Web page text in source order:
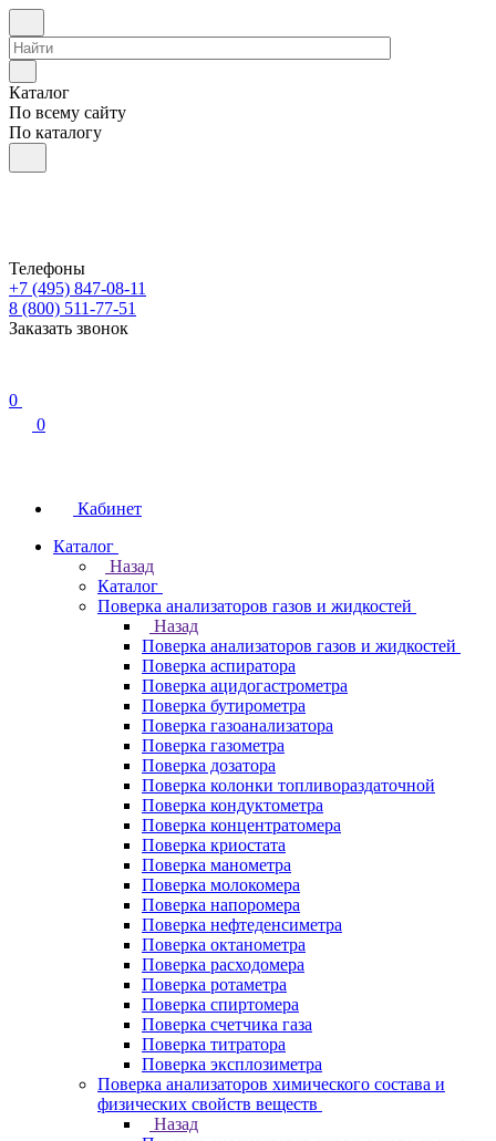
Каталог
По всему сайту
По каталогу
Телефоны
+7 (495) 847-08-11
8 (800) 511-77-51
Заказать звонок
0
0
Кабинет
Каталог
Назад
Каталог
Поверка анализаторов газов и жидкостей
Назад
Поверка анализаторов газов и жидкостей
Поверка аспиратора
Поверка ацидогастрометра
Поверка бутирометра
Поверка газоанализатора
Поверка газометра
Поверка дозатора
Поверка колонки топливораздаточной
Поверка кондуктометра
Поверка концентратомера
Поверка криостата
Поверка манометра
Поверка молокомера
Поверка напоромера
Поверка нефтеденсиметра
Поверка октанометра
Поверка расходомера
Поверка ротаметра
Поверка спиртомера
Поверка счетчика газа
Поверка титратора
Поверка эксплозиметра
Поверка анализаторов химического состава и
физических свойств веществ
Назад